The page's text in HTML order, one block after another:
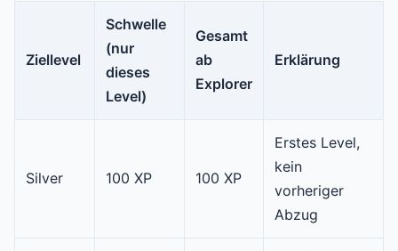
Ziellevel
Schwelle
(nur
dieses
Level)
Gesamt
ab
Explorer
Erklärung
Silver 100 XP 100 XP
Erstes Level,
kein
vorheriger
Abzug